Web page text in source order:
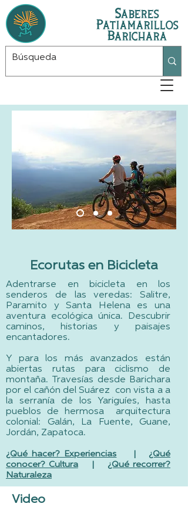
Saberes
Patiamarillos
Barichara
Ecorutas en Bicicleta
Adentrarse en bicicleta en los
senderos de las veredas: Salitre,
Paramito y Santa Helena es una
aventura ecológica única. Descubrir
caminos, historias y paisajes
encantadores.
Y para los más avanzados están
abiertas rutas para ciclismo de
montaña. Travesías desde Barichara
por el cañón del Suárez con vista a a
la serranía de los Yariguíes, hasta
pueblos de hermosa arquitectura
colonial: Galán, La Fuente, Guane,
Jordán, Zapatoca.
¿Qué hacer? Experiencias
¿Qué
conocer? Cultura| ¿Qué recorrer?
Naturaleza
Video